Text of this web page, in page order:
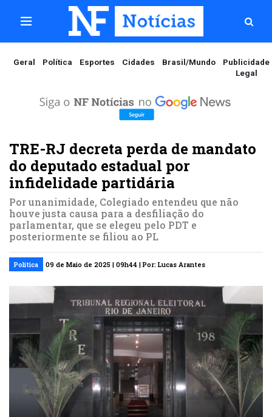
Geral Política Esportes Cidades Brasil/Mundo
Publicidade
Legal
TRE-RJ decreta perda de mandato
do deputado estadual por
infidelidade partidária
Por unanimidade, Colegiado entendeu que não
houve justa causa para a desfiliação do
parlamentar, que se elegeu pelo PDT e
posteriormente se filiou ao PL
Política 09 de Maio de 2025 | 09h44 | Por: Lucas Arantes